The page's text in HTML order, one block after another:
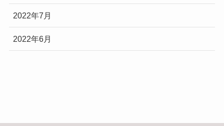
2022年7月
2022年6月